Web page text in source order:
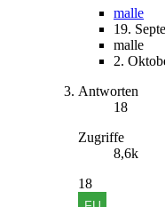
malle
19.
malle
2.
Antworten
18
Zugriffe
8,6k
18